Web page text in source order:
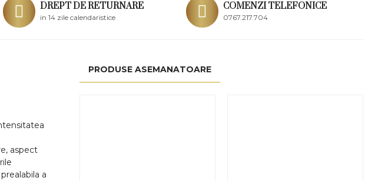
DREPT DE RETURNARE
in 14 zile calendaristice
COMENZI TELEFONICE
0767.217.704
aspect
a
PRODUSE ASEMANATOARE